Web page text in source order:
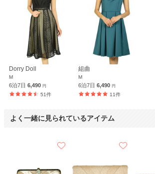
Dorry Doll
M
6泊7日 6,490 円
51件
組曲
M
6泊7日 6,490 円
11件
よく一緒に見られているアイテム